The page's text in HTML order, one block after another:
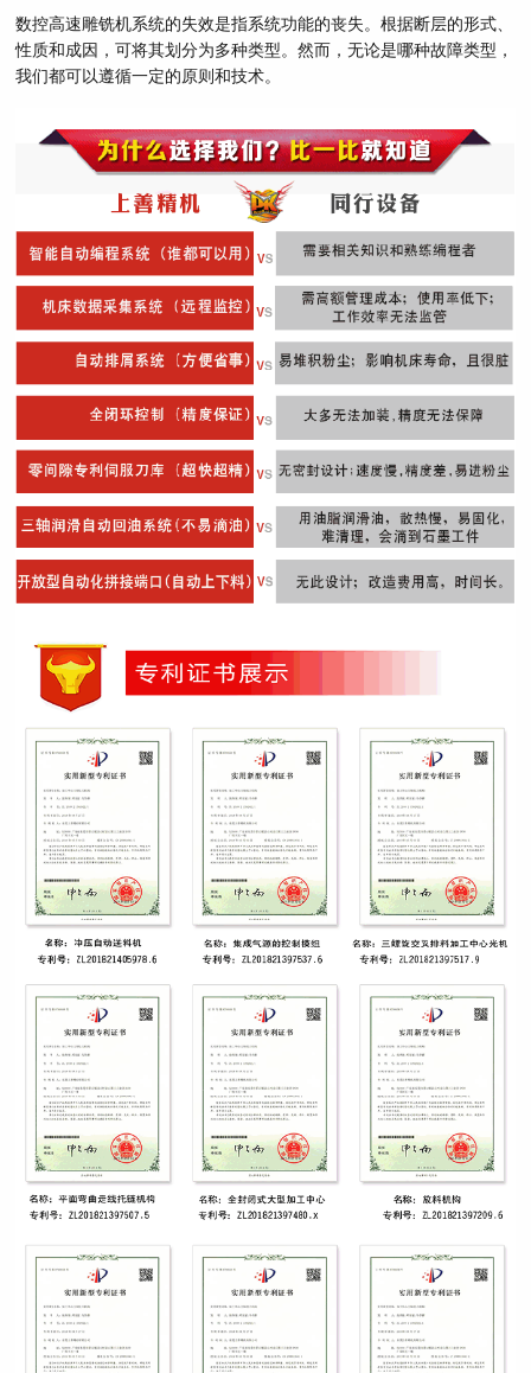
数控高速雕铣机系统的失效是指系统功能的丧失。根据断层的形式、
性质和成因，可将其划分为多种类型。然而，无论是哪种故障类型，
我们都可以遵循一定的原则和技术。